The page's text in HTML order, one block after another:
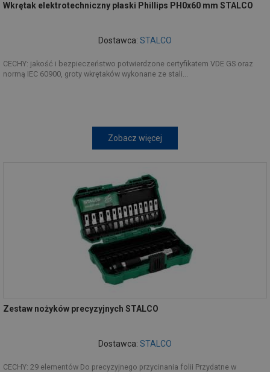
Wkrętak elektrotechniczny płaski Phillips PH0x60 mm STALCO
Dostawca: STALCO
CECHY: jakość i bezpieczeństwo potwierdzone certyfikatem VDE GS oraz
normą IEC 60900, groty wkrętaków wykonane ze stali...
Zobacz więcej
Zestaw nożyków precyzyjnych STALCO
Dostawca: STALCO
CECHY: 29 elementów Do precyzyjnego przycinania folii Przydatne w